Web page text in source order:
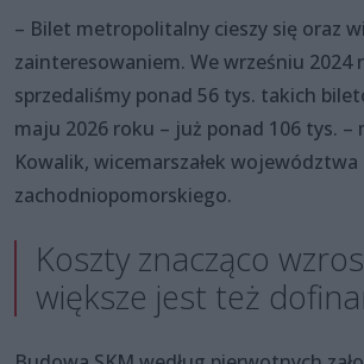
– Bilet metropolitalny cieszy się oraz
zainteresowaniem. We wrześniu 2024
sprzedaliśmy ponad 56 tys. takich
maju 2026 roku – już ponad 106 tys. –
Kowalik, wicemarszałek województwa
zachodniopomorskiego.
Koszty znacząco
większe jest też